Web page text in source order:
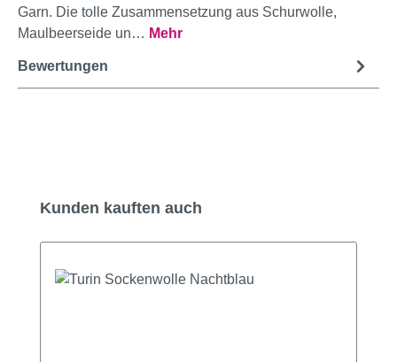
Garn. Die tolle Zusammensetzung aus Schurwolle,
Maulbeerseide un… Mehr
Bewertungen
Produktgalerie überspringen
Kunden kauften auch